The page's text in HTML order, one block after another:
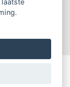
TO-DATE
Voorwaarden